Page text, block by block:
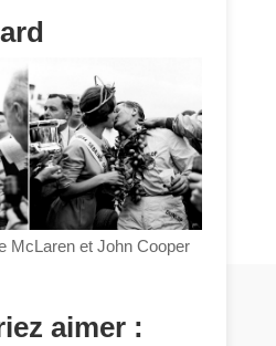
McLaren et John Cooper
aimer :